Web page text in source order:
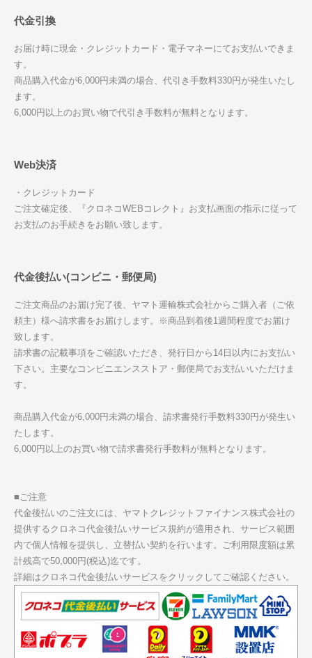
代金引換
お届け時に現金・クレジットカード・電子マネーにてお支払いできま
す。
商品購入代金が6,000円未満の場合、代引き手数料330円が発生いたし
ます。
6,000円以上のお買い物で代引き手数料が無料となります。
Web決済
・クレジットカード
ご注文確定後、『クロネコWEBコレクト』お支払画面の指示に従って
お支払のお手続きをお願い致します。
代金後払い(コンビニ・郵便局)
ご注文商品のお届け完了後、ヤマト運輸株式会社からご購入者（ご依
頼主）様へ請求書をお届けします。※商品到着後1週間程度でお届け
致します。
請求書の記載事項をご確認いただき、発行日から14日以内にお支払い
下さい。主要なコンビニエンスストア・郵便局でお支払いいただけま
す。
商品購入代金が6,000円未満の場合、請求書発行手数料330円が発生い
たします。
6,000円以上のお買い物で請求書発行手数料が無料となります。
■ご注意
代金後払いのご注文には、ヤマトクレジットファイナンス株式会社の
提供するクロネコ代金後払いサービス規約が適用され、サービス範囲
内で個人情報を提供し、立替払い契約を行います。ご利用限度額は累
計残高で50,000円(税込)迄です。
詳細はクロネコ代金後払いサービスをクリックしてご確認ください。